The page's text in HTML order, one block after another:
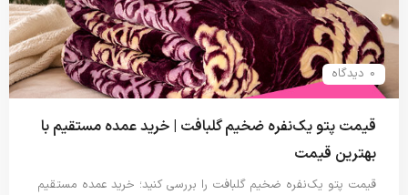
0 دیدگاه
قیمت پتو یک‌نفره ضخیم گلبافت | خرید عمده مستقیم با
بهترین قیمت
قیمت پتو یک‌نفره ضخیم گلبافت را بررسی کنید؛ خرید عمده مستقیم